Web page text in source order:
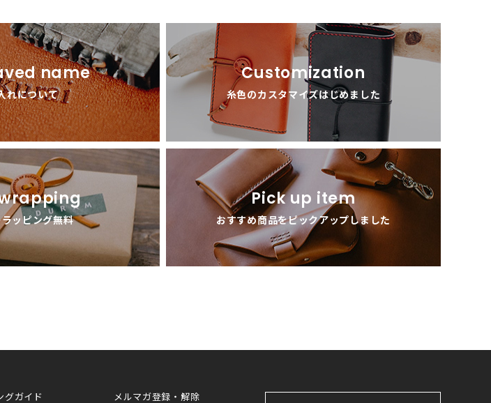
name
れについて
Customization
糸色のカスタマイズはじめました
ッピング無料
Pick up item
おすすめ商品をピックアップしました
グガイド メルマガ登録・解除